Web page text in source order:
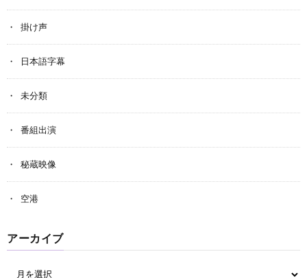
掛け声
日本語字幕
未分類
番組出演
秘蔵映像
空港
アーカイブ